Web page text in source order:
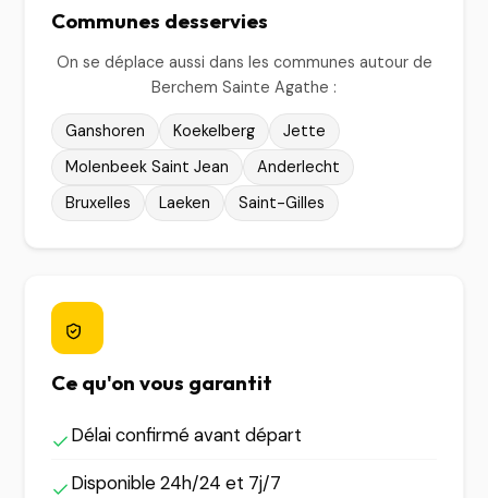
Communes desservies
On se déplace aussi dans les communes autour de
Berchem Sainte Agathe :
Ganshoren Koekelberg
Jette
Molenbeek Saint Jean
Anderlecht
Bruxelles
Laeken Saint-Gilles
Ce qu'on vous garantit
Délai confirmé avant départ
Disponible 24h/24 et 7j/7